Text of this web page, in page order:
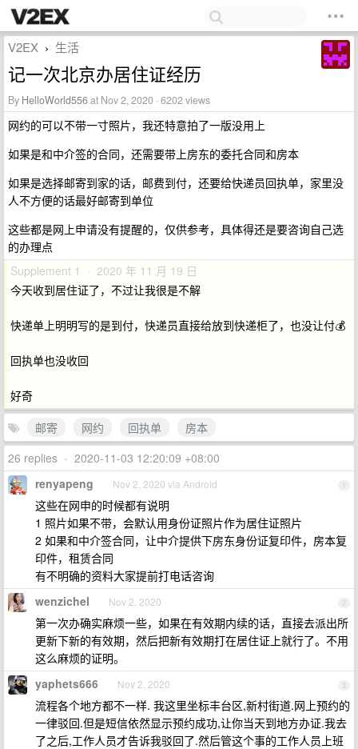
V2EX › 生活
记一次北京办居住证经历
By HelloWorld556at Nov 2, 2020 · 6202 views
网约的可以不带一寸照片，我还特意拍了一版没用上
如果是和中介签的合同，还需要带上房东的委托合同和房本
如果是选择邮寄到家的话，邮费到付，还要给快递员回执单，家里没
人不方便的话最好邮寄到单位
这些都是网上申请没有提醒的，仅供参考，具体得还是要咨询自己选
的办理点
Supplement 1 · 2020 年 11 月 19 日
今天收到居住证了，不过让我很是不解
快递单上明明写的是到付，快递员直接给放到快递柜了，也没让付💰
回执单也没收回
好奇
邮寄
网约 回执单
房本
26 replies • 2020-11-03 12:20:09 +08:00
1
renyapeng Nov 2, 2020 via Android
这些在网申的时候都有说明
1 照片如果不带，会默认用身份证照片作为居住证照片
2 如果和中介签合同，让中介提供下房东身份证复印件，房本复
印件，租赁合同
有不明确的资料大家提前打电话咨询
2
wenzichel Nov 2, 2020
第一次办确实麻烦一些，如果在有效期内续的话，直接去派出所
更新下新的有效期，然后把新有效期打在居住证上就行了。不用
这么麻烦的证明。
3
yaphets666 Nov 2, 2020
流程各个地方都不一样. 我这里坐标丰台区,新村街道.网上预约的
一律驳回.但是短信依然显示预约成功,让你当天到地方办证.我去
了之后,工作人员才告诉我驳回了.然后管这个事的工作人员上班